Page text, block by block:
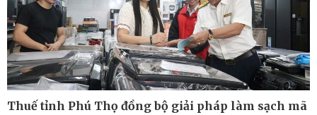
Kinh tế
Bất động sản
Khởi nghiệp
Thị trường
Giá vàng
Tiêu dùng
Tỷ giá
Chứng khoán
Giá cà phê
Thuế tỉnh Phú Thọ đồng bộ giải pháp làm sạch mã